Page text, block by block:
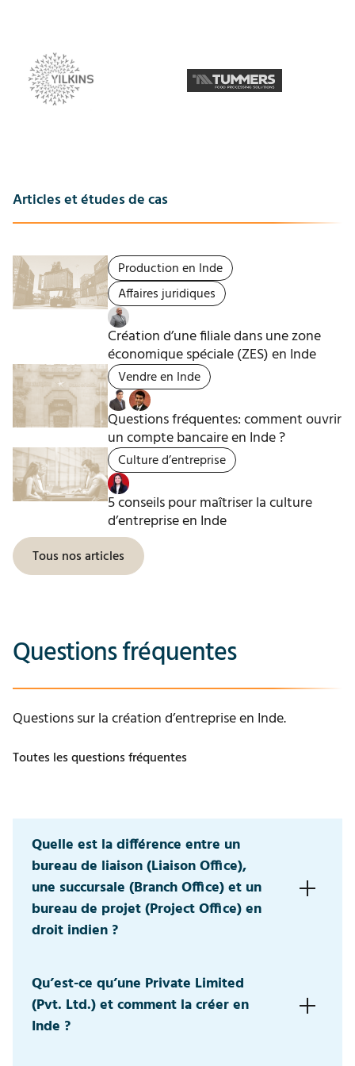
Articles et études de cas
Production en Inde
Affaires juridiques
Création d’une filiale dans une zone
économique spéciale (ZES) en Inde
Vendre en Inde
Questions fréquentes: comment ouvrir
un compte bancaire en Inde ?
Culture d’entreprise
5 conseils pour maîtriser la culture
d’entreprise en Inde
Tous nos articles
Questions fréquentes
Questions sur la création d’entreprise en Inde.
Toutes les questions fréquentes
Quelle est la différence entre un
bureau de liaison (Liaison Office),
une succursale (Branch Office) et un
bureau de projet (Project Office) en
droit indien ?
comme des extensions d’une société étrangère. La
société mère est donc légalement responsable des
activités de toutes les structures locales. Il existe de
Qu’est-ce qu’une Private Limited
(Pvt. Ltd.) et comment la créer en
Inde ?